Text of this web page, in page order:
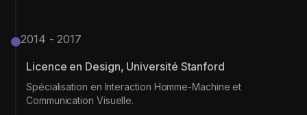
2014 - 2017
Licence en Design, Université Stanford
Spécialisation en Interaction Homme-Machine et
Communication Visuelle.